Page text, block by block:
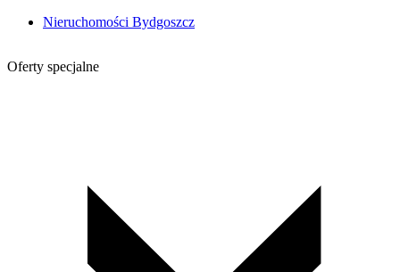
Nieruchomości Bydgoszcz
Oferty specjalne